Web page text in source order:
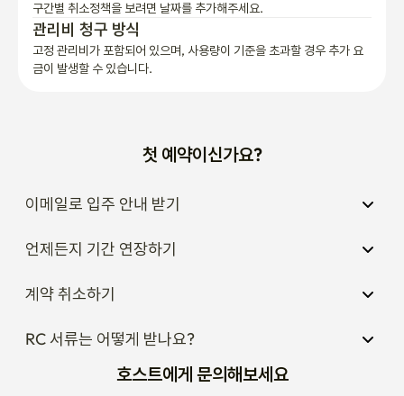
구간별 취소정책을 보려면 날짜를 추가해주세요.
관리비 청구 방식
고정 관리비가 포함되어 있으며, 사용량이 기준을 초과할 경우 추가 요
금이 발생할 수 있습니다.
첫 예약이신가요?
이메일로 입주 안내 받기
언제든지 기간 연장하기
계약 취소하기
RC 서류는 어떻게 받나요?
호스트에게 문의해보세요